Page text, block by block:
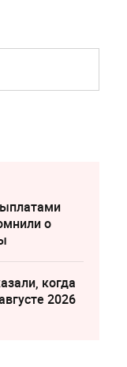
о
когда
2026